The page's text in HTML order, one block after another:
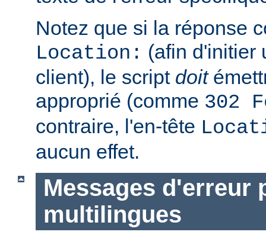
Notez que si la réponse
Location: (afin d'initier
client), le script doit
approprié (comme 302
contraire, l'en-tête
aucun effet.
Messages d'erreur
multilingues